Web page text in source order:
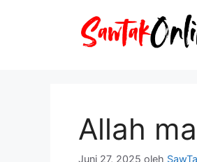
Allah
Juni 27, 2025 oleh